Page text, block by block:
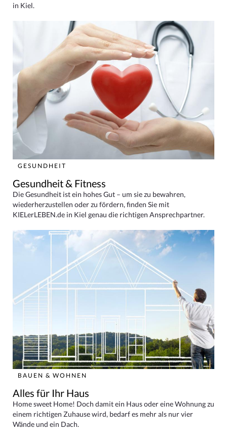
in Kiel.
GESUNDHEIT
Gesundheit & Fitness
Die Gesundheit ist ein hohes Gut – um sie zu bewahren,
wiederherzustellen oder zu fördern, finden Sie mit
KIELerLEBEN.de in Kiel genau die richtigen Ansprechpartner.
BAUEN & WOHNEN
Alles für Ihr Haus
Home sweet Home! Doch damit ein Haus oder eine Wohnung zu
einem richtigen Zuhause wird, bedarf es mehr als nur vier
Wände und ein Dach.